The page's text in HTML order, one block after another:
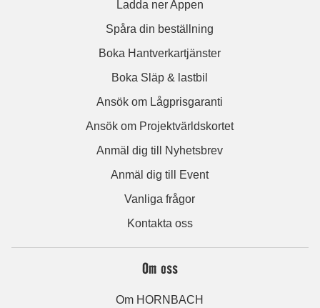
Ladda ner Appen
Spåra din beställning
Boka Hantverkartjänster
Boka Släp & lastbil
Ansök om Lågprisgaranti
Ansök om Projektvärldskortet
Anmäl dig till Nyhetsbrev
Anmäl dig till Event
Vanliga frågor
Kontakta oss
Om oss
Om HORNBACH